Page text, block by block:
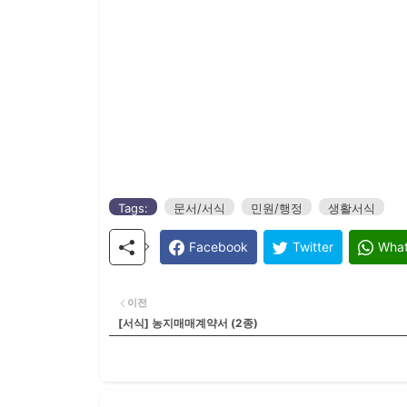
Tags: 문서/서식 민원/행정 생활서식
Facebook Twitter
이전
[서식] 농지매매계약서 (2종)